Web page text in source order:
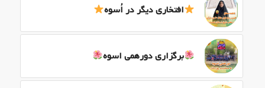
افتخاری دیگر در اُسوه
برگزاری دورهمی اسوه